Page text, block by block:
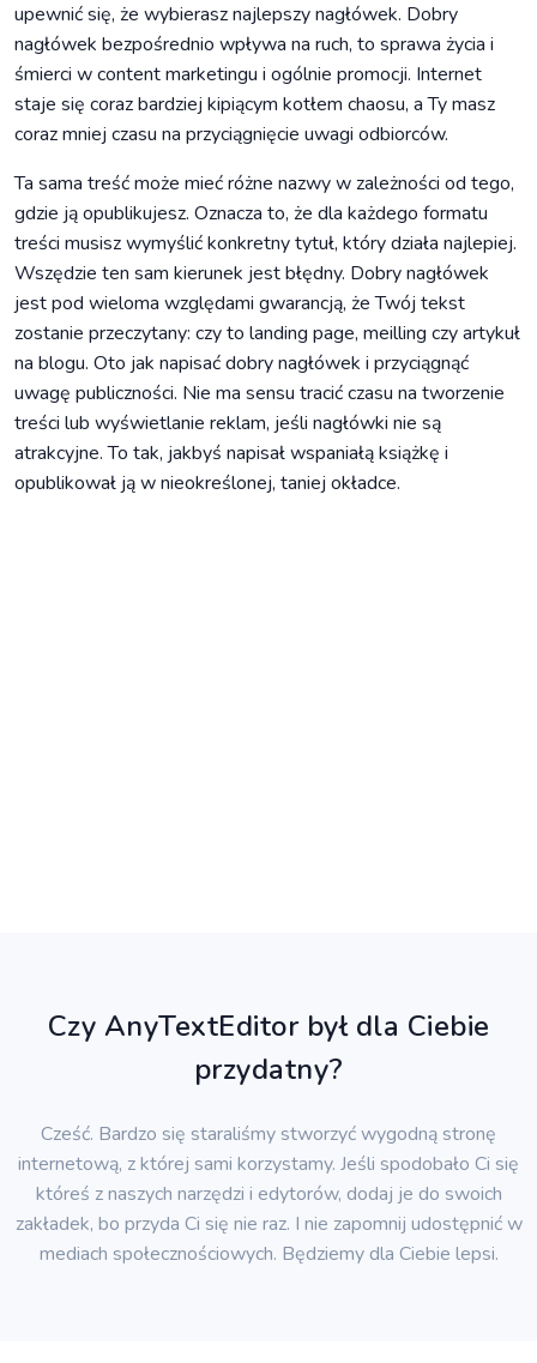
upewnić się, że wybierasz najlepszy nagłówek. Dobry
nagłówek bezpośrednio wpływa na ruch, to sprawa życia i
śmierci w content marketingu i ogólnie promocji. Internet
staje się coraz bardziej kipiącym kotłem chaosu, a Ty masz
coraz mniej czasu na przyciągnięcie uwagi odbiorców.
Ta sama treść może mieć różne nazwy w zależności od tego,
gdzie ją opublikujesz. Oznacza to, że dla każdego formatu
treści musisz wymyślić konkretny tytuł, który działa najlepiej.
Wszędzie ten sam kierunek jest błędny. Dobry nagłówek
jest pod wieloma względami gwarancją, że Twój tekst
zostanie przeczytany: czy to landing page, meilling czy artykuł
na blogu. Oto jak napisać dobry nagłówek i przyciągnąć
uwagę publiczności. Nie ma sensu tracić czasu na tworzenie
treści lub wyświetlanie reklam, jeśli nagłówki nie są
atrakcyjne. To tak, jakbyś napisał wspaniałą książkę i
opublikował ją w nieokreślonej, taniej okładce.
Czy AnyTextEditor był dla Ciebie
przydatny?
Cześć. Bardzo się staraliśmy stworzyć wygodną stronę
internetową, z której sami korzystamy. Jeśli spodobało Ci się
któreś z naszych narzędzi i edytorów, dodaj je do swoich
zakładek, bo przyda Ci się nie raz. I nie zapomnij udostępnić w
mediach społecznościowych. Będziemy dla Ciebie lepsi.